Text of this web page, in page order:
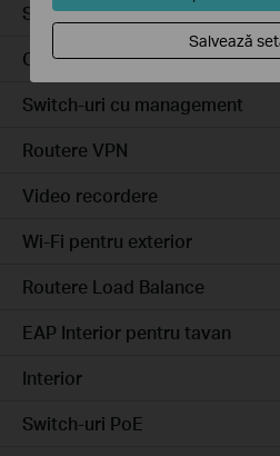
Software
Camere video
Switch-uri cu management
Routere VPN
Video recordere
Wi-Fi pentru exterior
Routere Load Balance
EAP Interior pentru tavan
Interior
Switch-uri PoE
Salvează